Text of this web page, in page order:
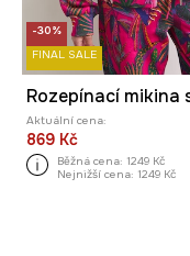
-30%
FINAL SALE
Aktuální cena:
869 Kč
Běžná cena: 1249 Kč
Nejnižší cena: 1249 Kč